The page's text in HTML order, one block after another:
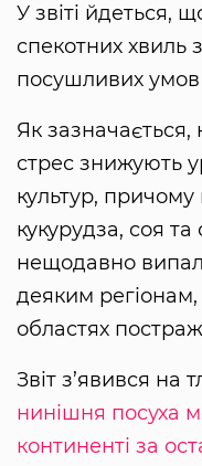
У звіті йдеться,
спекотних хвиль
посушливих умов
Як
стрес знижують
культур,
кукурудза, соя
нещодавно
деяким
областях
Звіт з’явився на
нинішня посуха
континенті за